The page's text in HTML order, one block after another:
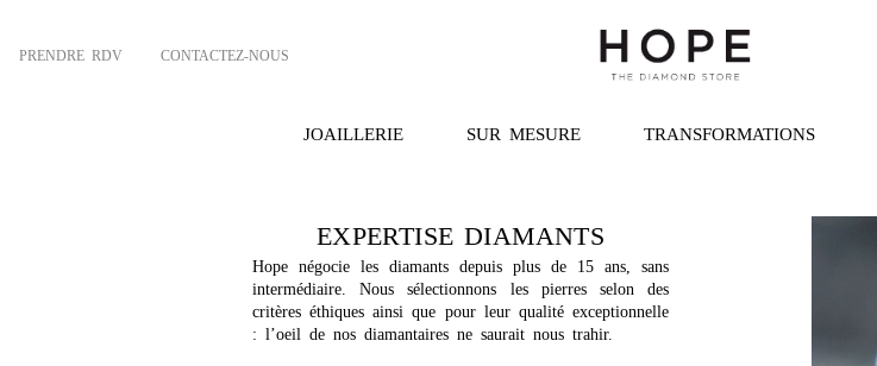
PRENDRE RDV CONTACTEZ-NOUS
JOAILLERIE SUR MESURE TRANSFORMATIONS
EXPERTISE DIAMANTS
Hope négocie les diamants depuis plus de 15 ans, sans
intermédiaire. Nous sélectionnons les pierres selon des
critères éthiques ainsi que pour leur qualité exceptionnelle
: l’oeil de nos diamantaires ne saurait nous trahir.